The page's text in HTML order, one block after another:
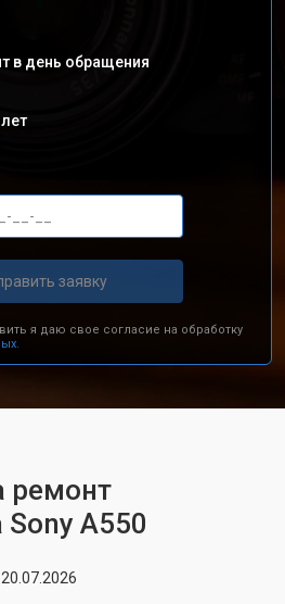
в день обращения
заявку
я даю свое согласие на обработку
ремонт
A550